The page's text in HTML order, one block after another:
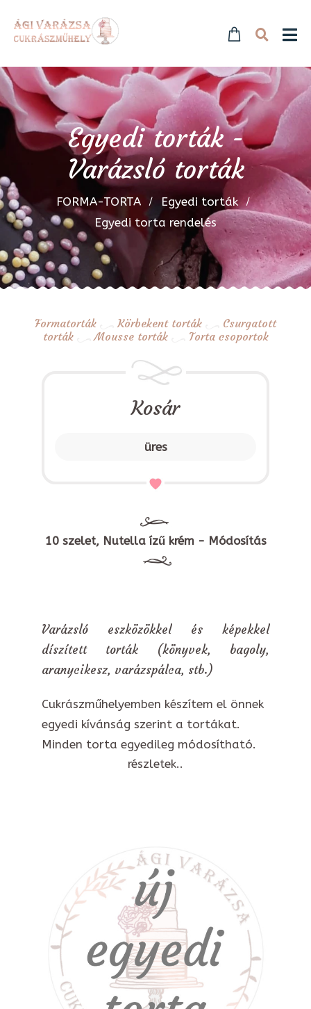
Egyedi torták -
Varázsló torták
FORMA-TORTA
Egyedi torták
Egyedi torta rendelés
Formatorták Körbekent torták
Csurgatott
torták
Mousse torták Torta csoportok
Kosár
üres
10 szelet, Nutella ízű krém - Módosítás
Varázsló eszközökkel és képekkel
díszített torták (könyvek, bagoly,
aranycikesz, varázspálca, stb.)
Cukrászműhelyemben készítem el önnek
egyedi kívánság szerint a tortákat.
Minden torta egyedileg módosítható.
részletek..